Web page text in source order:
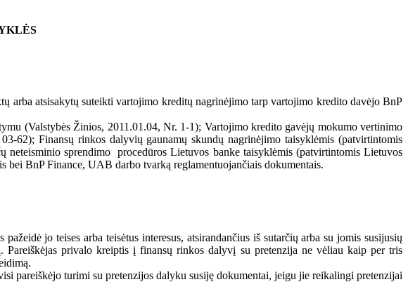
arba atsisakytų suteikti vartojimo kreditų nagrinėjimo tarp vartojimo kredito davėjo BnP
(Valstybės Žinios, 2011.01.04, Nr. 1-1); Vartojimo kredito gavėjų mokumo vertinimo
62); Finansų rinkos dalyvių gaunamų skundų nagrinėjimo taisyklėmis (patvirtintomis
sprendimo procedūros Lietuvos banke taisyklėmis (patvirtintomis Lietuvos
BnP Finance, UAB darbo tvarką reglamentuojančiais dokumentais.
jo teises arba teisėtus interesus, atsirandančius iš sutarčių arba su jomis susijusių
privalo kreiptis į finansų rinkos dalyvį su pretenzija ne vėliau kaip per tris
pareiškėjo turimi su pretenzijos dalyku susiję dokumentai, jeigu jie reikalingi pretenzijai